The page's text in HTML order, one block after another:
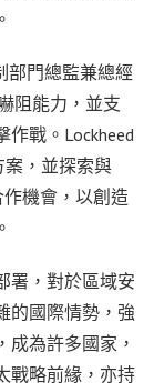
部門總監兼總經
阻能力，並支
戰。Lockheed
案，並探索與
作機會，以創造
署，對於區域安
的國際情勢，強
為許多國家，
戰略前緣，亦持